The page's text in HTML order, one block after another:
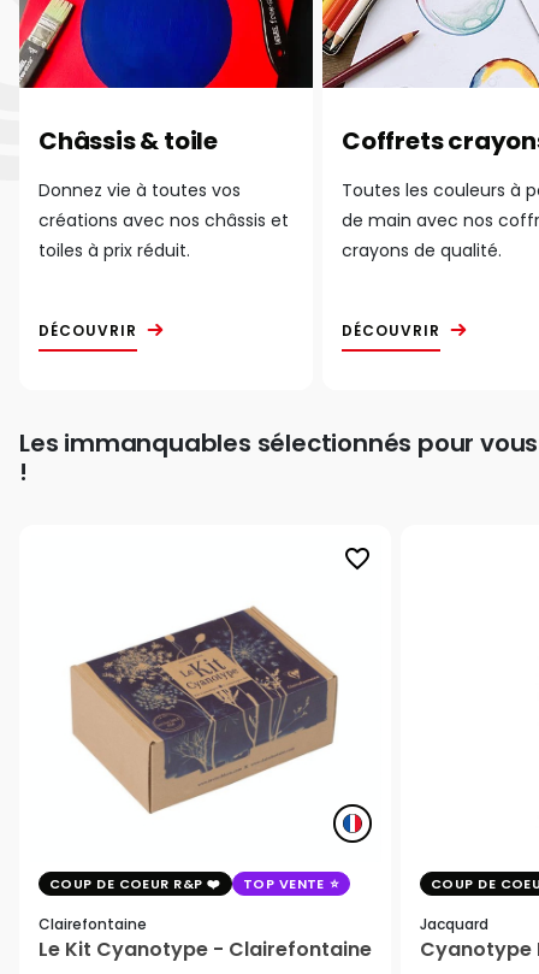
Châssis & toile
Donnez vie à toutes vos
créations avec nos châssis et
toiles à prix réduit.
DÉCOUVRIR
Coffrets
Toutes les couleurs à
de main avec nos
crayons de qualité.
DÉCOUVRIR
Les immanquables sélectionnés pour vous
!
favorite_border
COUP DE COEUR R&P TOP VENTE
Clairefontaine
Le Kit Cyanotype - Clairefontaine
COUP DE
Jacquard
Cyanotype